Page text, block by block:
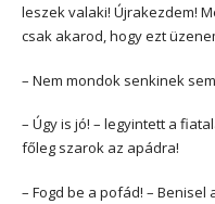
leszek valaki! Újrakezdem!
csak akarod, hogy ezt
– Nem mondok senkinek
– Úgy is jó! – legyintett a
főleg szarok az apádra!
– Fogd be a pofád! –